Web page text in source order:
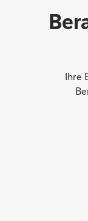
Ihre